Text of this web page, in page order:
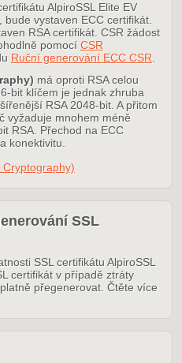
AlpiroSSL Elite EV
vystaven ECC certifikát.
RSA certifikát. CSR žádost
pomocí CSR
Ruční generování ECC CSR
má oproti RSA celou
bit klíčem je jednak zhruba
RSA 2048-bit. A přitom
vyžaduje mnohem méně
RSA. Přechod na ECC
konektivitu.
SSL
SSL certifikátu AlpiroSSL
certifikát v případě ztráty
přegenerovat. Čtěte více